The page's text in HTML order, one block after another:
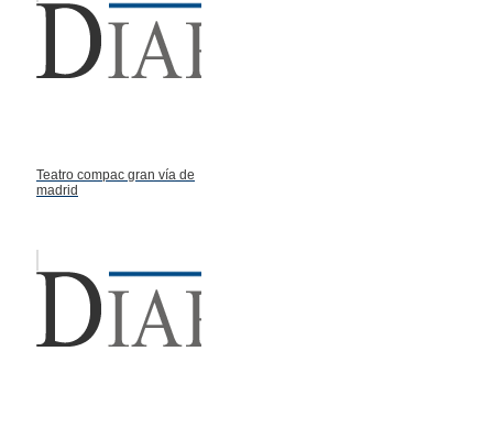
Teatro compac gran vía de
madrid